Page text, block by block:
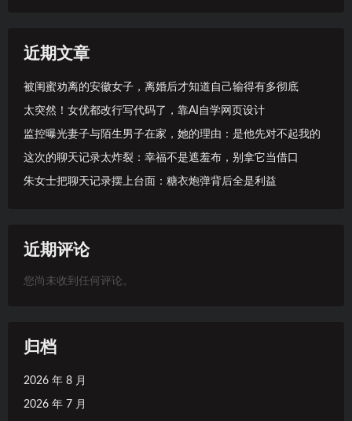
近期文章
被闺蜜劝离的安徽女子，离婚后才知道自己输得有多彻底
太突然！女优都改行写代码了，靠AI自学网页设计
监控曝光妻子与陌生男子在家，她的理由：是他先对不起我的
这次的聊天记录太炸裂：幸福不是遮羞布，别拿它当借口
朱女士把聊天记录摆上台面：糖衣炮弹背后全是利益
近期评论
您尚未收到任何评论。
归档
2026 年 8 月
2026 年 7 月